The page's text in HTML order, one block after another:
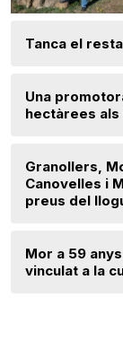
Tanca el
Una
hectàrees
Granollers,
Canovelles i
preus del
Mor a 59
vinculat a la